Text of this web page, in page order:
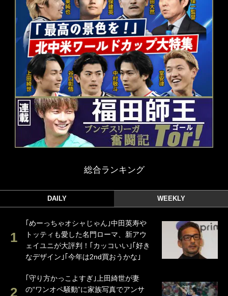
総合ランキング
DAILY WEEKLY
｢めーっちゃオシャじゃん｣中田英寿や
トッティも愛した名門ローマ、新アウ
ェイユニが大評判！｢カッコいい｣｢好き
なデザイン｣｢今年は2nd買おうかな｣
｢守り方かっこよすぎ｣上田綺世が妻
の“ワンオペ騒動”に家族写真でアンサ